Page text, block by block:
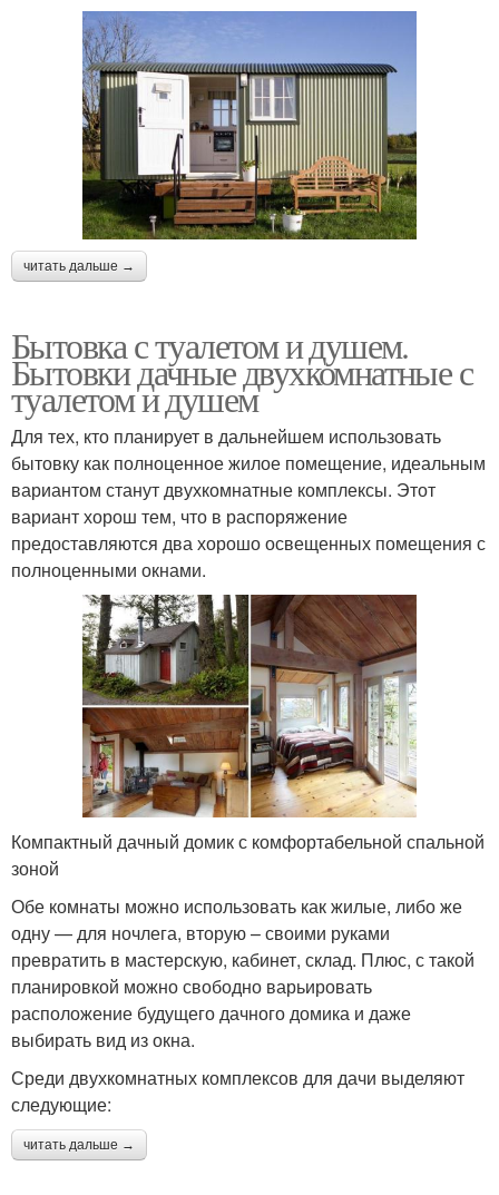
читать дальше →
Бытовка с туалетом и душем.
Бытовки дачные двухкомнатные с
туалетом и душем
Для тех, кто планирует в дальнейшем использовать
бытовку как полноценное жилое помещение, идеальным
вариантом станут двухкомнатные комплексы. Этот
вариант хорош тем, что в распоряжение
предоставляются два хорошо освещенных помещения с
полноценными окнами.
Компактный дачный домик с комфортабельной спальной
зоной
Обе комнаты можно использовать как жилые, либо же
одну — для ночлега, вторую – своими руками
превратить в мастерскую, кабинет, склад. Плюс, с такой
планировкой можно свободно варьировать
расположение будущего дачного домика и даже
выбирать вид из окна.
Среди двухкомнатных комплексов для дачи выделяют
следующие:
читать дальше →